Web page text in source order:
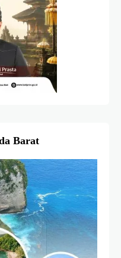
Barat